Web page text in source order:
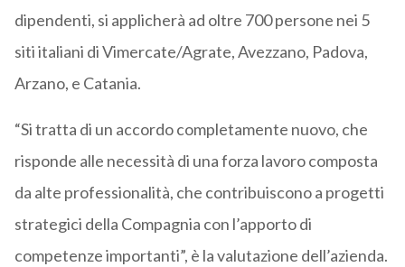
dipendenti, si applicherà ad oltre 700 persone nei 5
siti italiani di Vimercate/Agrate, Avezzano, Padova,
Arzano, e Catania.
“Si tratta di un accordo completamente nuovo, che
risponde alle necessità di una forza lavoro composta
da alte professionalità, che contribuiscono a progetti
strategici della Compagnia con l’apporto di
competenze importanti”, è la valutazione dell’azienda.